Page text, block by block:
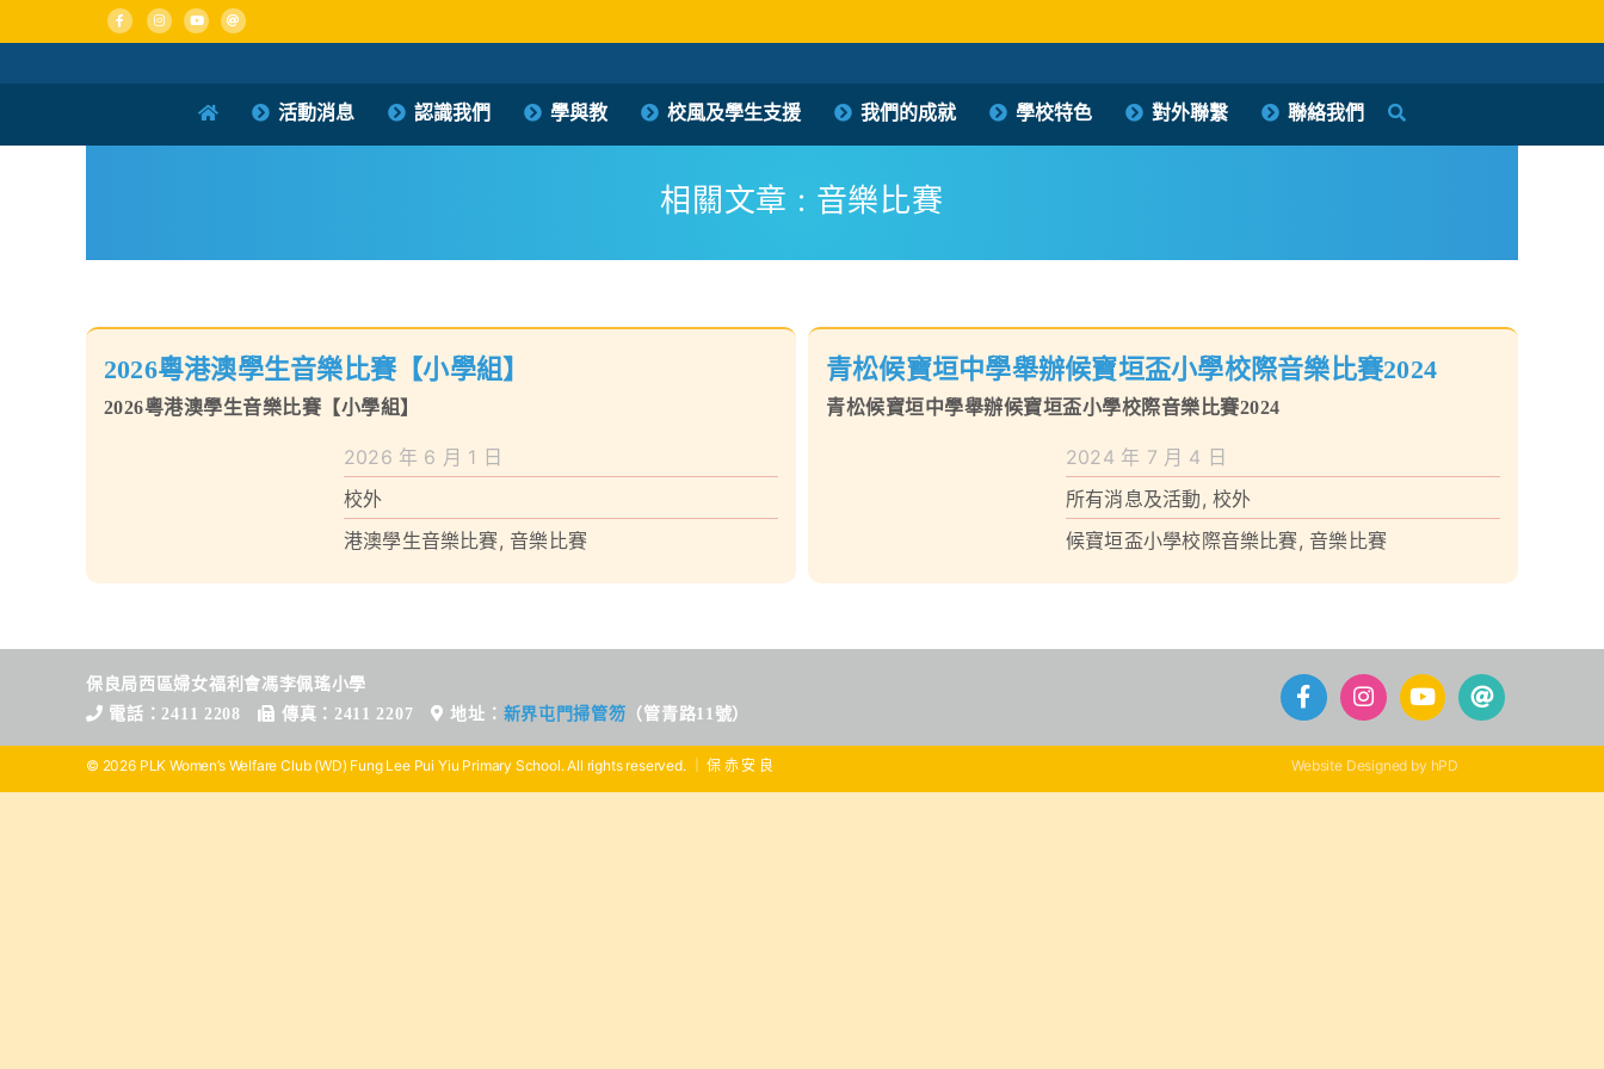
to
content
活動消息
認識我們 學與教 校風及學生支援 我們的成就 學校特色 對外聯繫 聯絡我們
保良局西區婦女福利會馮李佩瑤小學
相關文章 : 音樂比賽
2026粵港澳學生音樂比賽【小學組】
2026粵港澳學生音樂比賽【小學組】
2026 年 6 月 1 日
校外
港澳學生音樂比賽, 音樂比賽
青松候寶垣中學舉辦候寶垣盃小學校際音樂比賽2024
青松候寶垣中學舉辦候寶垣盃小學校際音樂比賽2024
2024 年 7 月 4 日
所有消息及活動,校外
候寶垣盃小學校際音樂比賽, 音樂比賽
保良局西區婦女福利會馮李佩瑤小學
電話：2411 2208
傳真：2411 2207 地址： 新界屯門掃管笏 （管青路11號）
© 2026 PLK Women’s Welfare Club (WD) Fung Lee Pui Yiu Primary School. All rights reserved. ｜ 保 赤 安 良 Website Designed by hPD